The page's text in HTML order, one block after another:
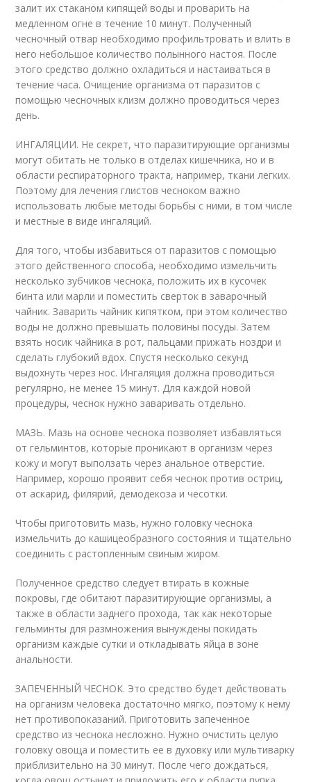
залит их стаканом кипящей воды и проварить на
медленном огне в течение 10 минут. Полученный
чесночный отвар необходимо профильтровать и влить в
него небольшое количество полынного настоя. После
этого средство должно охладиться и настаиваться в
течение часа. Очищение организма от паразитов с
помощью чесночных клизм должно проводиться через
день.
ИНГАЛЯЦИИ. Не секрет, что паразитирующие организмы
могут обитать не только в отделах кишечника, но и в
области респираторного тракта, например, ткани легких.
Поэтому для лечения глистов чесноком важно
использовать любые методы борьбы с ними, в том числе
и местные в виде ингаляций.
Для того, чтобы избавиться от паразитов с помощью
этого действенного способа, необходимо измельчить
несколько зубчиков чеснока, положить их в кусочек
бинта или марли и поместить сверток в заварочный
чайник. Заварить чайник кипятком, при этом количество
воды не должно превышать половины посуды. Затем
взять носик чайника в рот, пальцами прижать ноздри и
сделать глубокий вдох. Спустя несколько секунд
выдохнуть через нос. Ингаляция должна проводиться
регулярно, не менее 15 минут. Для каждой новой
процедуры, чеснок нужно заваривать отдельно.
МАЗЬ. Мазь на основе чеснока позволяет избавляться
от гельминтов, которые проникают в организм через
кожу и могут выползать через анальное отверстие.
Например, хорошо проявит себя чеснок против остриц,
от аскарид, филярий, демодекоза и чесотки.
Чтобы приготовить мазь, нужно головку чеснока
измельчить до кашицеобразного состояния и тщательно
соединить с растопленным свиным жиром.
Полученное средство следует втирать в кожные
покровы, где обитают паразитирующие организмы, а
также в области заднего прохода, так как некоторые
гельминты для размножения вынуждены покидать
организм каждые сутки и откладывать яйца в зоне
анальности.
ЗАПЕЧЕННЫЙ ЧЕСНОК. Это средство будет действовать
на организм человека достаточно мягко, поэтому к нему
нет противопоказаний. Приготовить запеченное
средство из чеснока несложно. Нужно очистить целую
головку овоща и поместить ее в духовку или мультиварку
приблизительно на 30 минут. После чего дождаться,